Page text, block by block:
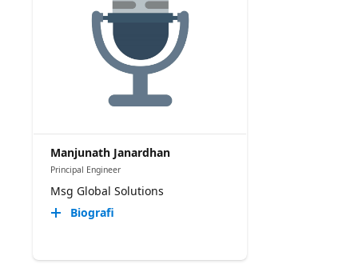
Manjunath Janardhan
Principal Engineer
Msg Global Solutions
Biografi